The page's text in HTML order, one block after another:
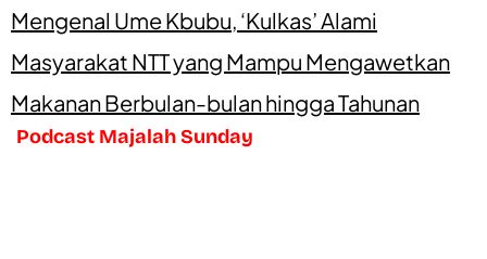
Mengenal Ume Kbubu, ‘Kulkas’ Alami
Masyarakat NTT yang Mampu Mengawetkan
Makanan Berbulan-bulan hingga Tahunan
Podcast Majalah Sunday